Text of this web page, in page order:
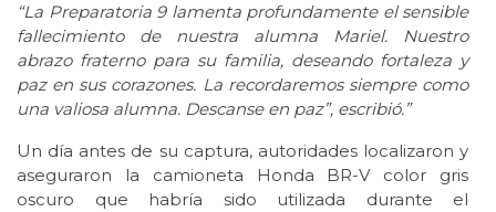
“La Preparatoria 9 lamenta profundamente el sensible
fallecimiento de nuestra alumna Mariel. Nuestro
abrazo fraterno para su familia, deseando fortaleza y
paz en sus corazones. La recordaremos siempre como
una valiosa alumna. Descanse en paz”, escribió.”
Un día antes de su captura, autoridades localizaron y
aseguraron la camioneta Honda BR-V color gris
oscuro que habría sido utilizada durante el